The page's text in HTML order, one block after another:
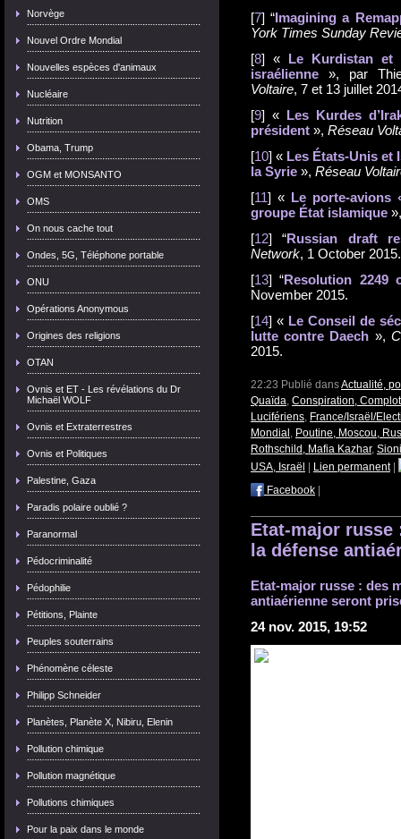
Norvège
Nouvel Ordre Mondial
Nouvelles espèces d'animaux
Nucléaire
Nutrition
Obama, Trump
OGM et MONSANTO
OMS
On nous cache tout
Ondes, 5G, Téléphone portable
ONU
Opérations Anonymous
Origines des religions
OTAN
Ovnis et ET - Les révélations du Dr
Michaël WOLF
Ovnis et Extraterrestres
Ovnis et Politiques
Palestine, Gaza
Paradis polaire oublié ?
Paranormal
Pédocriminalité
Pédophilie
Pétitions, Plainte
Peuples souterrains
Phénomène céleste
Philipp Schneider
Planètes, Planète X, Nibiru, Elenin
Pollution chimique
Pollution magnétique
Pollutions chimiques
Pour la paix dans le monde
[7] “Imagining a
York Times Sunday
[8] « Le Kurdistan et
israélienne », par
Voltaire, 7 et 13 juillet
[9] « Les Kurdes
président », Réseau
[10] « Les États-Unis et
la Syrie », Réseau
[11] « Le porte-avions
groupe État islamique
[12] “Russian draft
Network, 1 October 2015.
[13] “Resolution 2249
November 2015.
[14] « Le Conseil de
lutte contre Daech »,
2015.
22:23 Publié dansActualité,
Quaïda, Conspiration,
Lucifériens, France/Israël/
Mondial , Poutine, Moscou,
Rothschild, Mafia Kazhar,
USA, Israël
Lien permanent|
Facebook
Etat-major russe
la défense
Etat-major russe : des
antiaérienne seront
24 nov. 2015, 19:52